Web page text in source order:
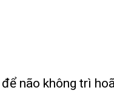
não không trì